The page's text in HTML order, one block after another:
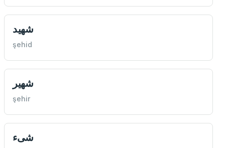
شهيد
şehid
شهير
şehir
شیء